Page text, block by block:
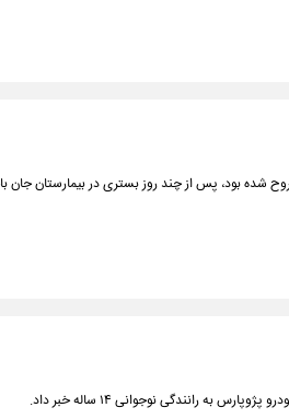
به رانندگی نوجوانی ۱۴ ساله خبر داد.